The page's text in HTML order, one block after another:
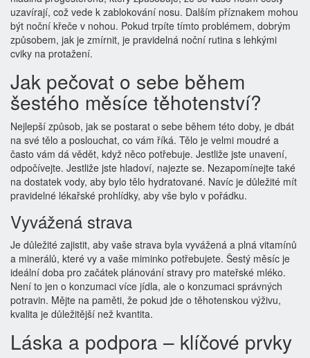
uzavírají, což vede k zablokování nosu. Dalším příznakem mohou
být noční křeče v nohou. Pokud trpíte tímto problémem, dobrým
způsobem, jak je zmírnit, je pravidelná noční rutina s lehkými
cviky na protažení.
Jak pečovat o sebe během
šestého měsíce těhotenství?
Nejlepší způsob, jak se postarat o sebe během této doby, je dbát
na své tělo a poslouchat, co vám říká. Tělo je velmi moudré a
často vám dá vědět, když něco potřebuje. Jestliže jste unavení,
odpočívejte. Jestliže jste hladoví, najezte se. Nezapomínejte také
na dostatek vody, aby bylo tělo hydratované. Navíc je důležité mít
pravidelné lékařské prohlídky, aby vše bylo v pořádku.
Vyvážená strava
Je důležité zajistit, aby vaše strava byla vyvážená a plná vitamínů
a minerálů, které vy a vaše miminko potřebujete. Šestý měsíc je
ideální doba pro začátek plánování stravy pro mateřské mléko.
Není to jen o konzumaci více jídla, ale o konzumaci správných
potravin. Mějte na paměti, že pokud jde o těhotenskou výživu,
kvalita je důležitější než kvantita.
Láska a podpora – klíčové prvky